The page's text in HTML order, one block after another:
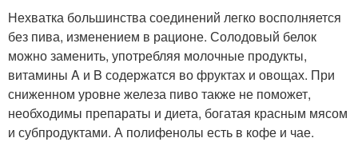
Нехватка большинства соединений легко восполняется
без пива, изменением в рационе. Солодовый белок
можно заменить, употребляя молочные продукты,
витамины A и B содержатся во фруктах и овощах. При
сниженном уровне железа пиво также не поможет,
необходимы препараты и диета, богатая красным мясом
и субпродуктами. А полифенолы есть в кофе и чае.